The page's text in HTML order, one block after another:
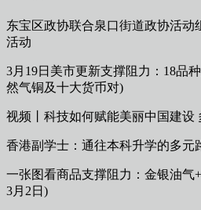
东宝区政协联合泉口街道政协活动
活动
3月19日美市更新支撑阻力：18品
然气铜及十大货币对)
视频丨科技如何赋能美丽中国建设
香港副学士：通往本科升学的多元
一张图看商品支撑阻力：金银油气
3月2日)